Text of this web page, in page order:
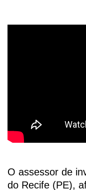
O assessor de
do Recife (PE),